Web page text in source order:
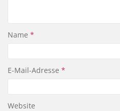
Name *
E-Mail-Adresse *
Website